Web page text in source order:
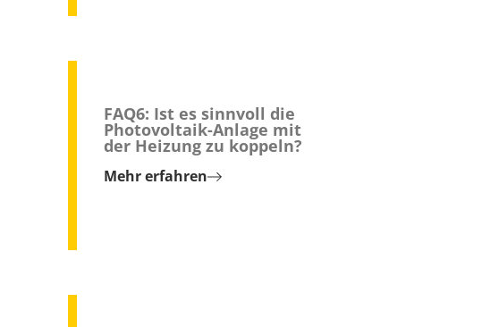
FAQ6: Ist es sinnvoll die
Photovoltaik-Anlage mit
der Heizung zu koppeln?
Mehr erfahren